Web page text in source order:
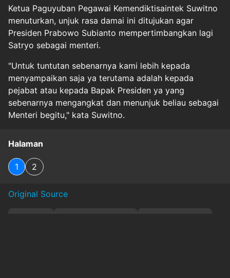
Ketua Paguyuban Pegawai Kemendiktisaintek Suwitno
menuturkan, unjuk rasa damai ini ditujukan agar
Presiden Prabowo Subianto mempertimbangkan lagi
Satryo sebagai menteri.
"Untuk tuntutan sebenarnya kami lebih kepada
menyampaikan saja ya terutama adalah kepada
pejabat atau kepada Bapak Presiden ya yang
sebenarnya mengangkat dan menunjuk beliau sebagai
Menteri begitu," kata Suwitno.
Halaman
1 2
Original Source